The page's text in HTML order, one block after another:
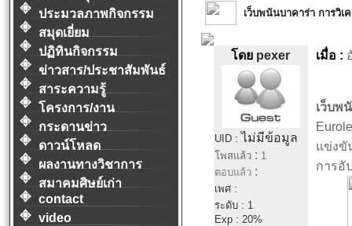
ประมวลภาพกิจกรรม
สมุดเยี่ยม
ปฏิทินกิจกรรม
ข่าวสาร/ประชาสัมพันธ์
สาระความรู้
โครงการ/งาน
กระดานข่าว
ดาวน์โหลด
ผลงานทางวิชาการ
สมาคมศิษย์เก่า
contact
video
เว็บพนันบาคาร่า การวิ
โดย pexer
UID : ไม่มีข้อมูล
โพสแล้ว : 1
ตอบแล้ว :
เพศ :
ระดับ : 1
Exp : 20%
เมื่อ :
เว็บพ
แข่งขั
การอั